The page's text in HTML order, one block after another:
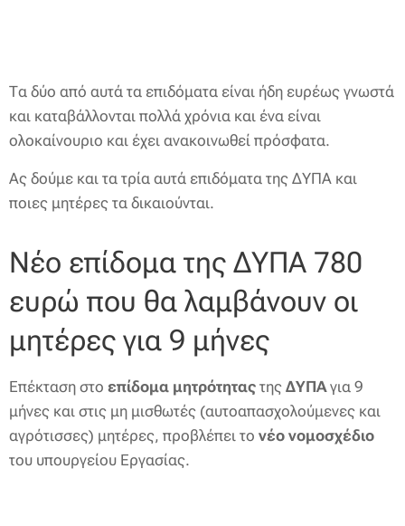
Τα δύο από αυτά τα επιδόματα είναι ήδη ευρέως γνωστά
και καταβάλλονται πολλά χρόνια και ένα είναι
ολοκαίνουριο και έχει ανακοινωθεί πρόσφατα.
Ας δούμε και τα τρία αυτά επιδόματα της ΔΥΠΑ και
ποιες μητέρες τα δικαιούνται.
Νέο επίδομα της ΔΥΠΑ 780
ευρώ που θα λαμβάνουν οι
μητέρες για 9 μήνες
Επέκταση στο επίδομα μητρότητας της ΔΥΠΑγια 9
μήνες και στις μη μισθωτές (αυτοαπασχολούμενες και
αγρότισσες) μητέρες, προβλέπει το νέο νομοσχέδιο
του υπουργείου Εργασίας.